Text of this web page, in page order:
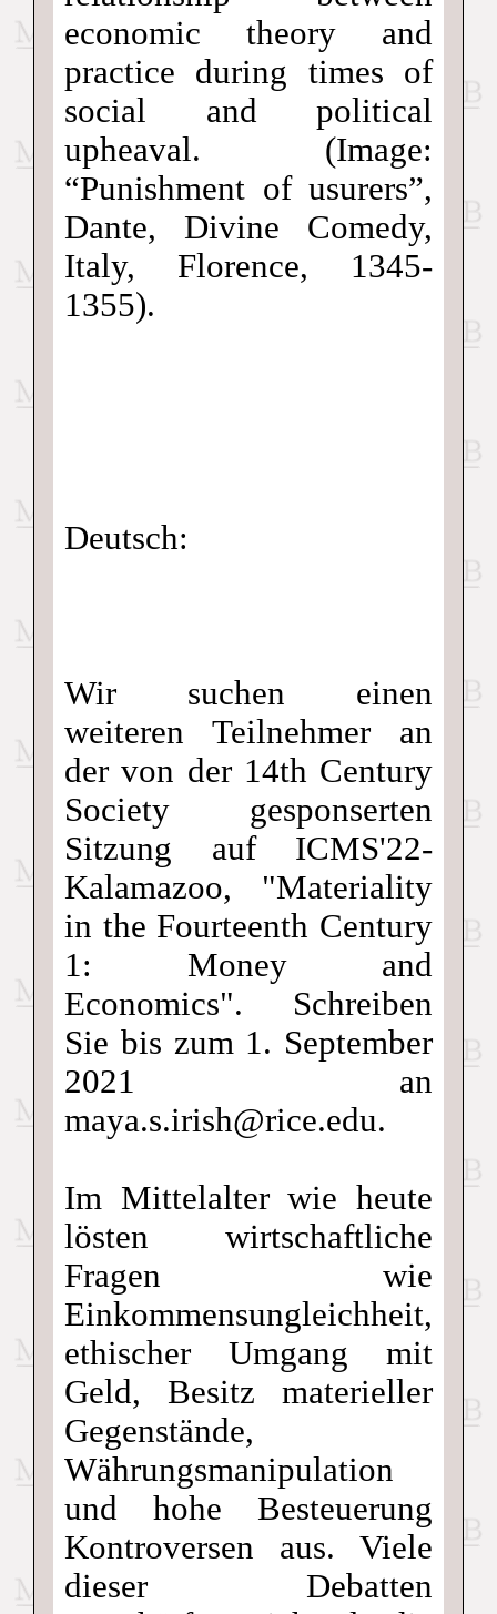
economic theory and
practice during times of
social and political
upheaval. (Image:
“Punishment of usurers”,
Dante, Divine Comedy,
Italy, Florence, 1345-
1355).
Deutsch:
Wir suchen einen
weiteren Teilnehmer an
der von der 14th Century
Society gesponserten
Sitzung auf ICMS'22-
Kalamazoo, "Materiality
in the Fourteenth Century
1: Money and
Economics". Schreiben
Sie bis zum 1. September
2021 an
maya.s.irish@rice.edu.
Im Mittelalter wie heute
lösten wirtschaftliche
Fragen wie
Einkommensungleichheit,
ethischer Umgang mit
Geld, Besitz materieller
Gegenstände,
Währungsmanipulation
und hohe Besteuerung
Kontroversen aus. Viele
dieser Debatten